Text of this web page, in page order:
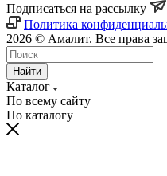
Подписаться на рассылку
Политика
2026 © Амалит. Все права
Найти
Каталог
По всему сайту
По каталогу